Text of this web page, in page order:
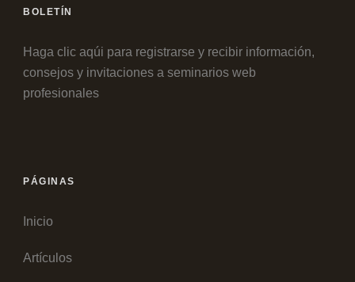
BOLETÍN
Haga clic aqúi para registrarse y recibir información,
consejos y invitaciones a seminarios web
profesionales
PÁGINAS
Inicio
Artículos